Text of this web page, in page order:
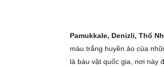
Pamukkale, Denizli, Thổ
màu trắng huyền ảo của
là báu vật quốc gia, nơi này